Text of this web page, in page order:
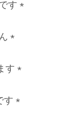
す
必
)
す
必
す